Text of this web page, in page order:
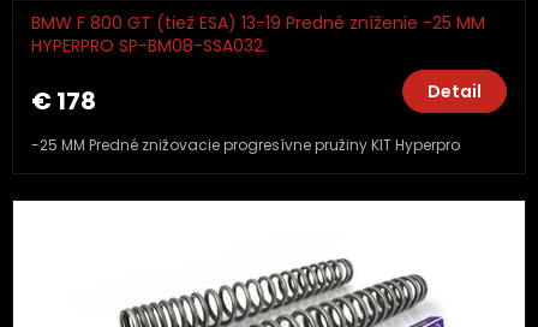
BMW F 800 GT (tiež ESA) 13-19 Predné zníženie -25 MM
HYPERPRO SP-BM08-SSA032.
€ 178 Detail
-25 MM Predné znižovacie progresívne pružiny KIT Hyperpro